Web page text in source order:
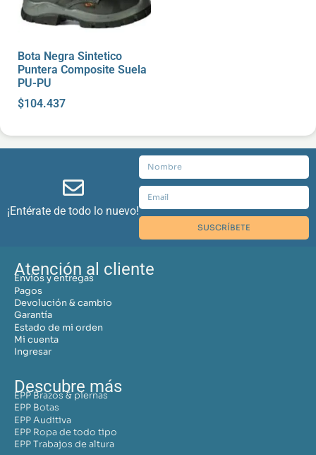
Bota Negra Sintetico
Puntera Composite Suela
PU-PU
$104.437
¡Entérate de todo lo nuevo!
SUSCRÍBETE
Atención al cliente
Envíos y entregas
Pagos
Devolución & cambio
Garantía
Estado de mi orden
Mi cuenta
Ingresar
Descubre más
EPP Brazos & piernas
EPP Botas
EPP Auditiva
EPP Ropa de todo tipo
EPP Trabajos de altura